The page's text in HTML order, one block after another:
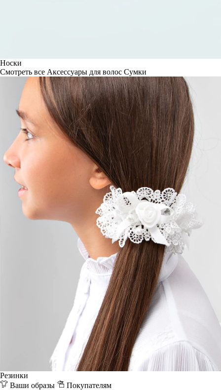
Носки
Смотреть все Аксессуары для волос Сумки
Резинки
Ваши образы
Покупателям